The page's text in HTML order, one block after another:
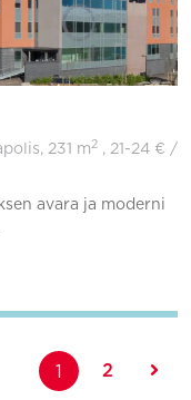
231 m 2 , 21-24 € /
avara ja moderni
1 2